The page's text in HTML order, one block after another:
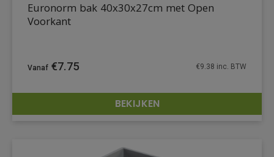
DETAILS
Euronorm bak 40x30x27cm met Open
Voorkant
€7.75 €9.38 inc. BTW
BEKIJKEN